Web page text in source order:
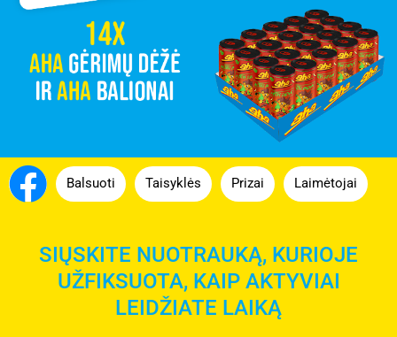
Balsuoti Taisyklės Prizai Laimėtojai
SIŲSKITE NUOTRAUKĄ, KURIOJE
UŽFIKSUOTA, KAIP AKTYVIAI
LEIDŽIATE LAIKĄ